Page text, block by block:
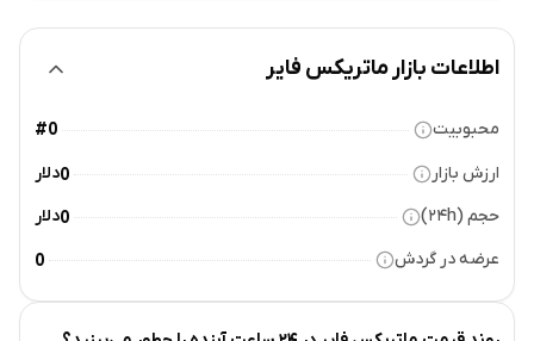
اطلاعات بازار ماتریکس فایر
محبوبیت #0
ارزش بازار 0دلار
حجم (۲۴h)
0دلار
عرضه در گردش
0